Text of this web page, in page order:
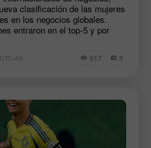
clasificación de las mujeres
en los negocios globales.
entraron en el top-5 y por
917 5